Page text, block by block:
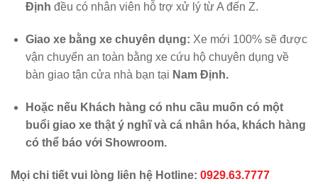
Định đều có nhân viên hỗ trợ xử lý từ A đến Z.
Giao xe bằng xe chuyên dụng: Xe mới 100% sẽ được
vận chuyển an toàn bằng xe cứu hộ chuyên dụng về
bàn giao tận cửa nhà bạn tại Nam Định.
Hoặc nếu Khách hàng có nhu cầu muốn có một
buổi giao xe thật ý nghĩ và cá nhân hóa, khách hàng
có thể báo với Showroom.
Mọi chi tiết vui lòng liên hệ Hotline: 0929.63.7777